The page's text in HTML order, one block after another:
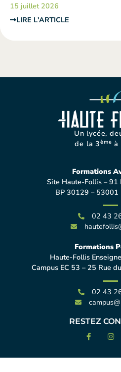
15 juillet 2026
LIRE L'ARTICLE
Un lycée,
de la 3ème à
Formations
Site Haute-Follis – 91
BP 30129 – 53001
02 43
Formations
Haute-Follis
Campus EC 53 – 25 Rue
02 43
RESTEZ